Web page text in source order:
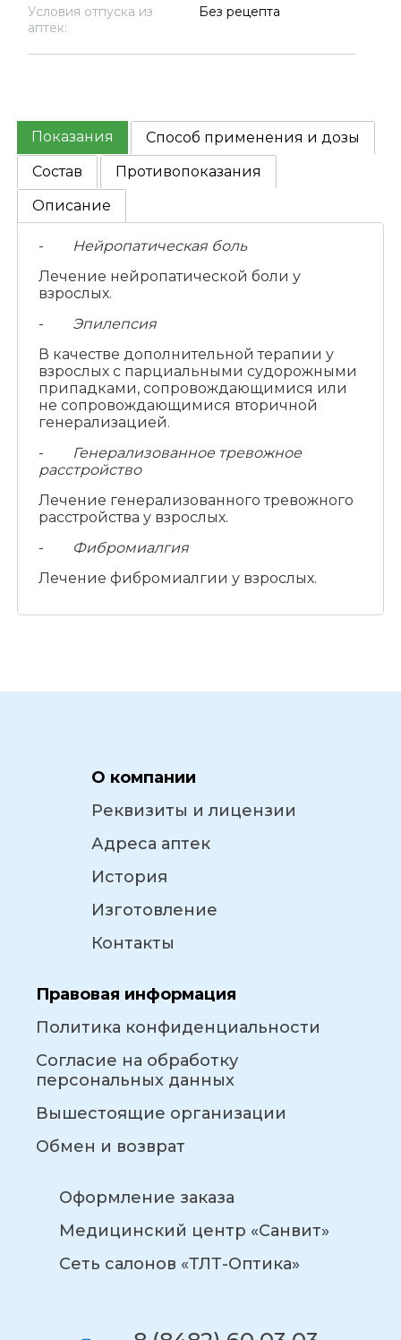
Условия отпуска из
аптек:
Без рецепта
Показания
Способ применения и дозы
Состав
Противопоказания
Описание
-
Нейропатическая боль
Лечение нейропатической боли у
взрослых.
- Эпилепсия
В качестве дополнительной терапии у
взрослых с парциальными судорожными
припадками, сопровождающимися или
не сопровождающимися вторичной
генерализацией.
-
Генерализованное тревожное
расстройство
Лечение генерализованного тревожного
расстройства у взрослых.
-
Фибромиалгия
Лечение фибромиалгии у взрослых.
О компании
Реквизиты и лицензии
Адреса аптек
История
Изготовление
Контакты
Правовая информация
Политика конфиденциальности
Согласие на обработку
персональных данных
Вышестоящие организации
Обмен и возврат
Оформление заказа
Медицинский центр «Санвит»
Сеть салонов «ТЛТ-Оптика»